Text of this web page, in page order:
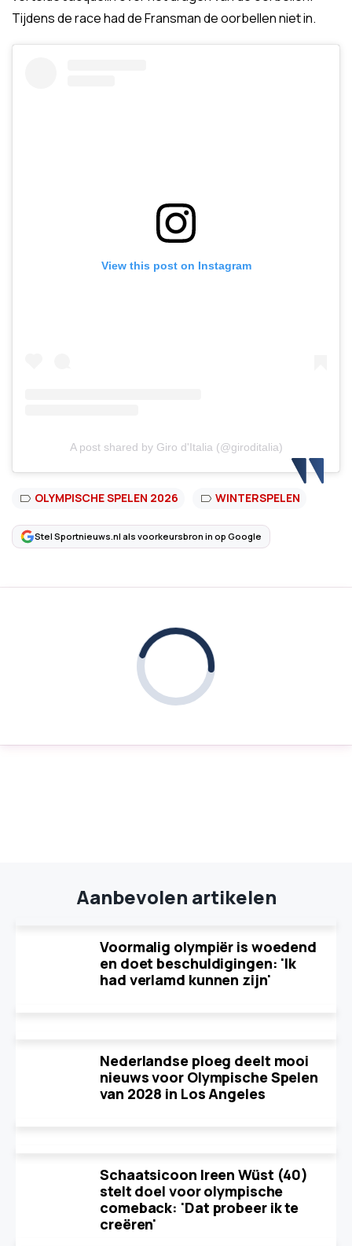
Tijdens de race had de Fransman de oorbellen niet in.
View this post on Instagram
A post shared by Giro d'Italia (@giroditalia)
OLYMPISCHE SPELEN 2026 WINTERSPELEN
Stel Sportnieuws.nl als voorkeursbron in op Google
Aanbevolen artikelen
Voormalig olympiër is woedend
en doet beschuldigingen: 'Ik
had verlamd kunnen zijn'
Nederlandse ploeg deelt mooi
nieuws voor Olympische Spelen
van 2028 in Los Angeles
Schaatsicoon Ireen Wüst (40)
stelt doel voor olympische
comeback: 'Dat probeer ik te
creëren'